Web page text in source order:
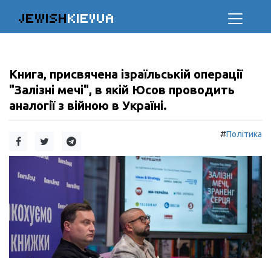
JEWISHKIEVUA
Книга, присвячена ізраїльській операції
"Залізні мечі", в якій Юсов проводить
аналогії з війною в Україні.
#Політика